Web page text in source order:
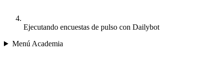
Ejecutando encuestas de pulso con Dailybot
Menú Academia